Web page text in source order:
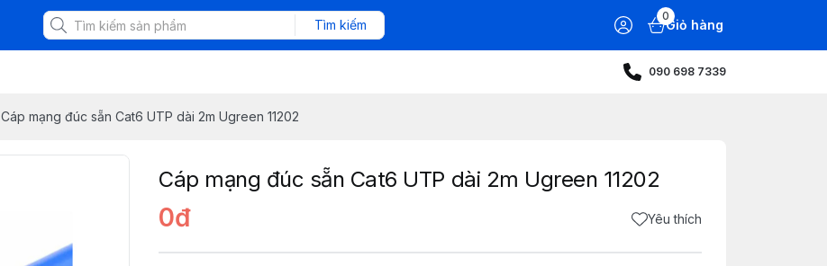
Tìm kiếm
0
Giỏ hàng
090 698 7339
Cáp mạng đúc sẵn Cat6 UTP dài 2m Ugreen 11202
Cáp mạng đúc sẵn Cat6 UTP dài 2m Ugreen 11202
0đ Yêu thích